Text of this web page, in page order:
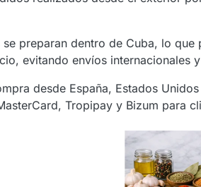
preparan dentro de Cuba, lo
evitando envíos internacionales
desde España, Estados
Tropipay y Bizum para